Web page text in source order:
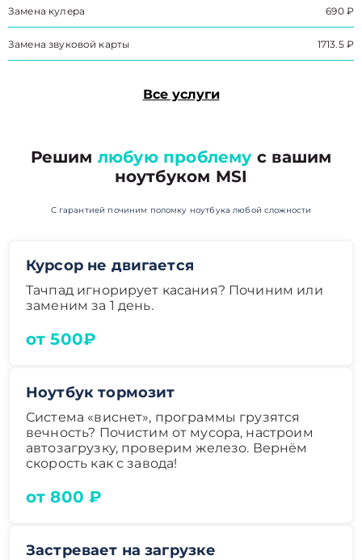
Замена кулера 690 ₽
Замена звуковой карты 1713.5 ₽
Все услуги
Решим любую проблему с вашим
ноутбуком MSI
С гарантией починим поломку ноутбука любой сложности
Курсор не двигается
Тачпад игнорирует касания? Починим или
заменим за 1 день.
от 500₽
Ноутбук тормозит
Система «виснет», программы грузятся
вечность? Почистим от мусора, настроим
автозагрузку, проверим железо. Вернём
скорость как с завода!
от 800 ₽
Застревает на загрузке